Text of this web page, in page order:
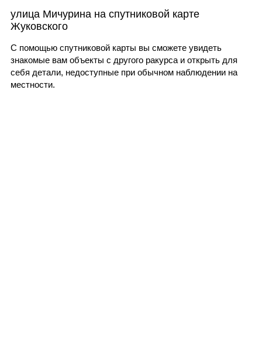
улица Мичурина на спутниковой карте
Жуковского
С помощью спутниковой карты вы сможете увидеть
знакомые вам объекты с другого ракурса и открыть для
себя детали, недоступные при обычном наблюдении на
местности.